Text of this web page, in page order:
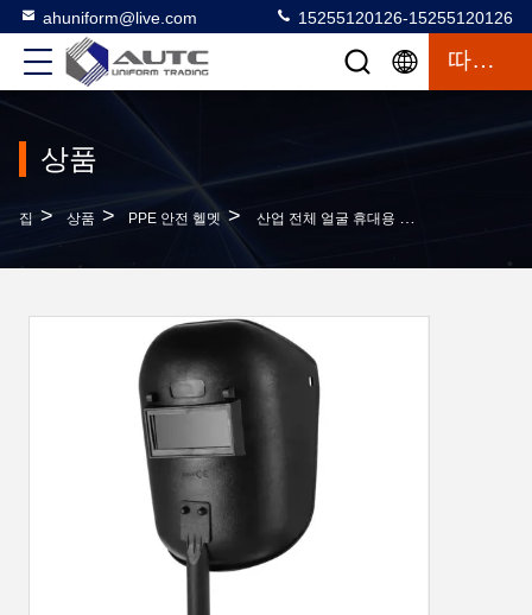
ahuniform@live.com 15255120126-15255120126
따옴표
상품
집 > 상품 > PPE 안전 헬멧 > 산업 전체 얼굴 휴대용 용접 마스크 보호 수동 용접 마스크 보호 용접용 헬멧